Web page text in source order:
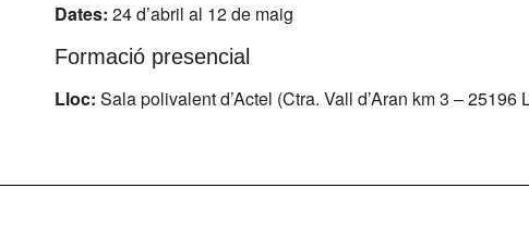
Dates: 24 d’abril al 12 de maig
Formació presencial
Lloc: Sala polivalent d’Actel (Ctra. Vall d’Aran km 3 – 25196